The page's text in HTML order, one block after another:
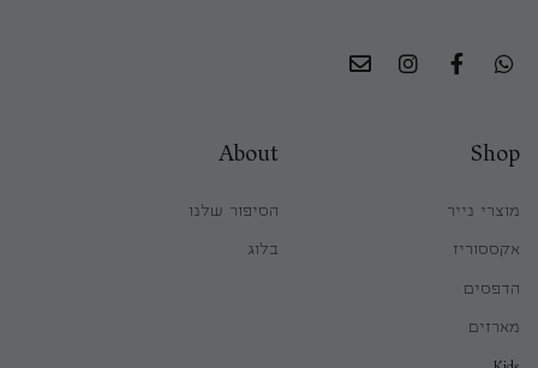
Shop
מוצרי נייר
אקססוריז
הדפסים
מארזים
About
הסיפור שלנו
בלוג